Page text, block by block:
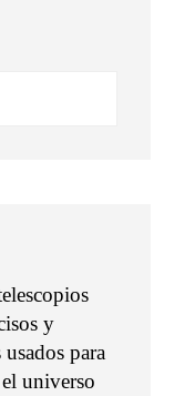
y
para
universo